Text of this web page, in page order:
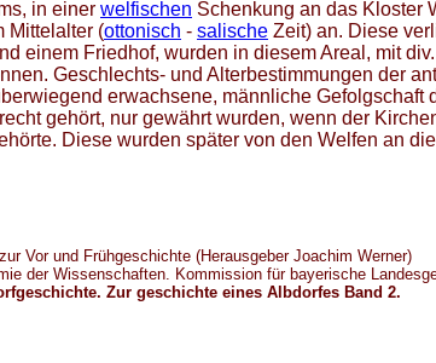
in einer welfischen Schenkung an das Kloster
Mittelalter (ottonisch - salische Zeit) an. Diese
einem Friedhof, wurden in diesem Areal, mit
Geschlechts- und Alterbestimmungen der
erwachsene, männliche
gehört, nur gewährt wurden, wenn der
Diese wurden später von den Welfen an
Vor und Frühgeschichte (Herausgeber Joachim Werner)
der Wissenschaften. Kommission für bayerische
Zur geschichte eines Albdorfes Band 2.